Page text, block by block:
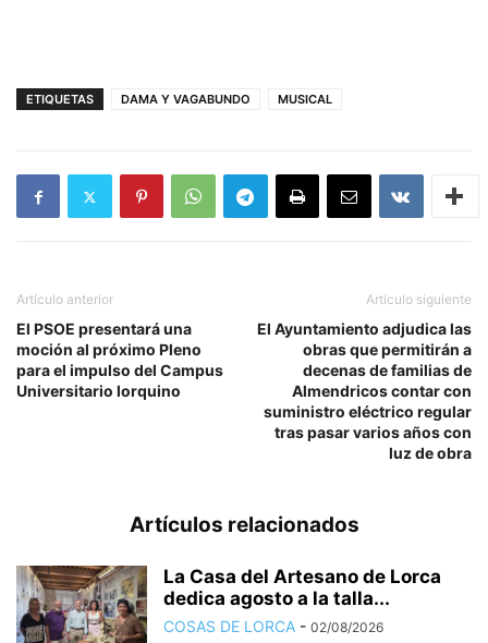
ETIQUETAS DAMA Y VAGABUNDO MUSICAL
Artículo anterior
El PSOE presentará una
moción al próximo Pleno
para el impulso del Campus
Universitario lorquino
Artículo siguiente
El Ayuntamiento adjudica las
obras que permitirán a
decenas de familias de
Almendricos contar con
suministro eléctrico regular
tras pasar varios años con
luz de obra
Artículos relacionados
La Casa del Artesano de Lorca
dedica agosto a la talla...
COSAS DE LORCA - 02/08/2026